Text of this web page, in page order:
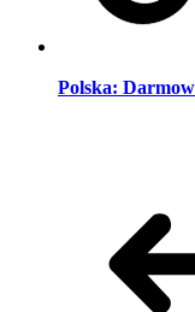
Polska: